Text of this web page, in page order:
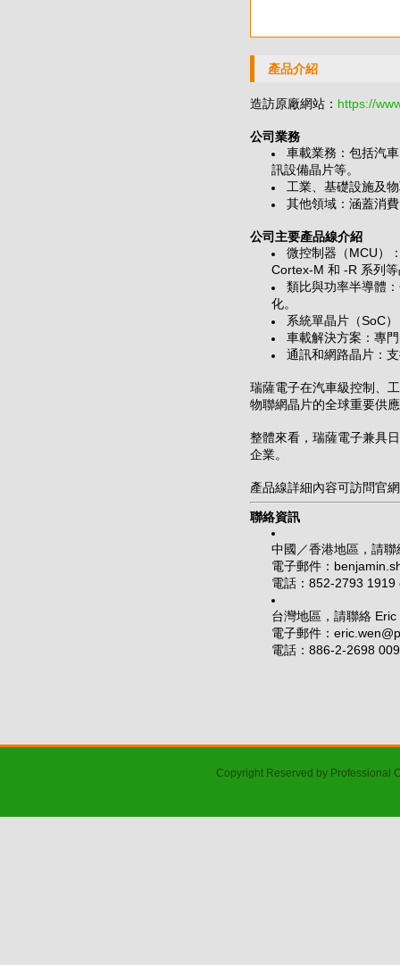
產品介紹
造訪原廠網站： https://
公司業務
車載業務：包括汽
訊設備晶片等。
工業、基礎設施及
其他領域：涵蓋消
公司主要產品線介紹
微控制器（MCU）
Cortex-M 和 -R 系列
類比與功率半導體
化。
系統單晶片（SoC
車載解決方案：專
通訊和網路晶片：
瑞薩電子在汽車級控制、
物聯網晶片的全球重要供
整體來看，瑞薩電子兼具
企業。
產品線詳細內容可訪問官
聯絡資訊
中國／香港地區，請
電子郵件：
電話：852-2793 1919
台灣地區，請聯絡 Eric
電子郵件：
電話：886-2-2698
Copyright Reserved by Professional